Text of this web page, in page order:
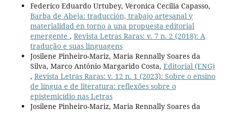
Federico Eduardo Urtubey, Veronica Cecilia Capasso,
Barba de Abeja: traducción, trabajo artesanal y
materialidad en torno a una propuesta editorial
emergente , Revista Letras Raras: v. 7 n. 2 (2018): A
tradução e suas linguagens
Josilene Pinheiro-Mariz, Maria Rennally Soares da
Silva, Marco Antônio Margarido Costa, Editorial (ENG)
, Revista Letras Raras: v. 12 n. 1 (2023): Sobre o ensino
de língua e de literatura: reflexões sobre o
epistemicídio nas Letras
Josilene Pinheiro-Mariz, Maria Rennally Soares da